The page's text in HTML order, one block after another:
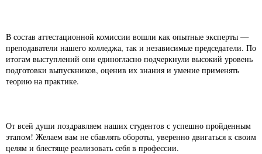
В состав аттестационной комиссии вошли как опытные эксперты —
преподаватели нашего колледжа, так и независимые председатели. По
итогам выступлений они единогласно подчеркнули высокий уровень
подготовки выпускников, оценив их знания и умение применять
теорию на практике.
От всей души поздравляем наших студентов с успешно пройденным
этапом! Желаем вам не сбавлять обороты, уверенно двигаться к своим
целям и блестяще реализовать себя в профессии.